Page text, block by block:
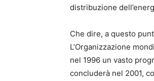
distribuzione
Che dire, a questo
L’Organizzazione
nel 1996 un vasto
concluderà nel 2001,